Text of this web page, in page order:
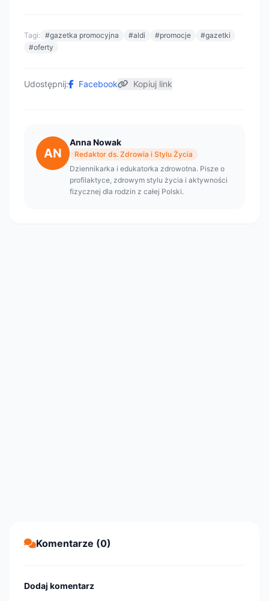
Tagi: #gazetka promocyjna #aldi #promocje
#gazetki
#oferty
Udostępnij: Facebook Kopiuj link
AN
Anna Nowak
Redaktor ds. Zdrowia i Stylu Życia
Dziennikarka i edukatorka zdrowotna. Pisze o
profilaktyce, zdrowym stylu życia i aktywności
fizycznej dla rodzin z całej Polski.
Komentarze (0)
Dodaj komentarz